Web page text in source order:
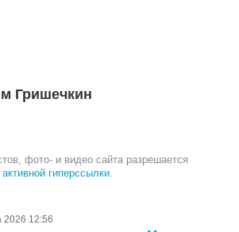
Гришечкин
фото- и видео сайта разрешается
активной гиперссылки
2026 12:56